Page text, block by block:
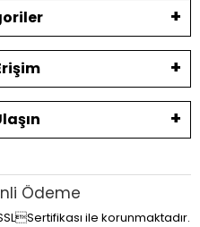
Ödeme
ile korunmaktadır.